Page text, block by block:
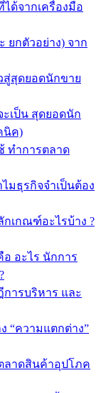
ได้จากเครื่องมือ
ยกตัวอย่าง) จาก
สู่สุดยอดนักขาย
เป็น สุดยอดนัก
นิค)
ทำการตลาด
ไมธุรกิจจำเป็นต้อง
เกณฑ์อะไรบ้าง ?
อ อะไร นักการ
ารบริหาร และ
“ความแตกต่าง”
ลาดสินค้าอุปโภค